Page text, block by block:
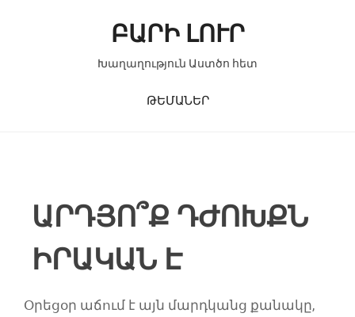
ԲԱՐԻ ԼՈՒՐ
Խաղաղություն Աստծո հետ
ԹԵՄԱՆԵՐ
ԱՐԴՅՈ՞Ք ԴԺՈԽՔՆ
ԻՐԱԿԱՆ Է
Օրեցօր աճում է այն մարդկանց քանակը,